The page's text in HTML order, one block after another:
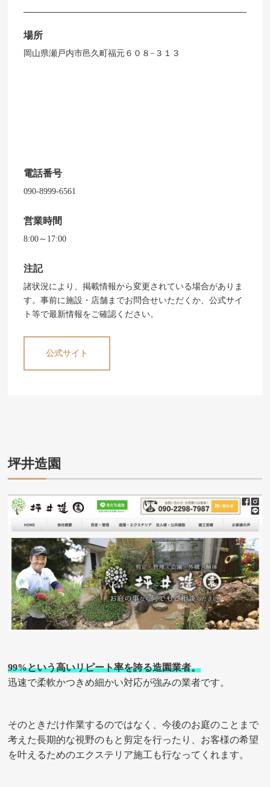
場所
岡山県瀬戸内市邑久町福元６０８−３１３
電話番号
090-8999-6561
営業時間
8:00～17:00
注記
諸状況により、掲載情報から変更されている場合がありま
す。事前に施設・店舗までお問合せいただくか、公式サイ
ト等で最新情報をご確認ください。
公式サイト
坪井造園
99%という高いリピート率を誇る造園業者。
迅速で柔軟かつきめ細かい対応が強みの業者です。
そのときだけ作業するのではなく、今後のお庭のことまで
考えた長期的な視野のもと剪定を行ったり、お客様の希望
を叶えるためのエクステリア施工も行なってくれます。